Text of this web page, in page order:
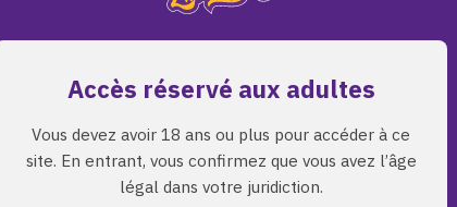
Accès réservé aux adultes
Vous devez avoir 18 ans ou plus pour accéder à ce
site. En entrant, vous confirmez que vous avez l’âge
légal dans votre juridiction.
Retour a l'accueil Parcourir les graines